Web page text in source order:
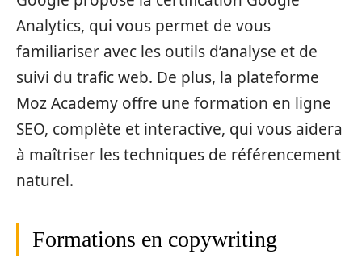
Analytics, qui vous permet de vous
familiariser avec les outils d’analyse et de
suivi du trafic web. De plus, la plateforme
Moz Academy offre une formation en ligne
SEO, complète et interactive, qui vous aidera
à maîtriser les techniques de référencement
naturel.
Formations en copywriting